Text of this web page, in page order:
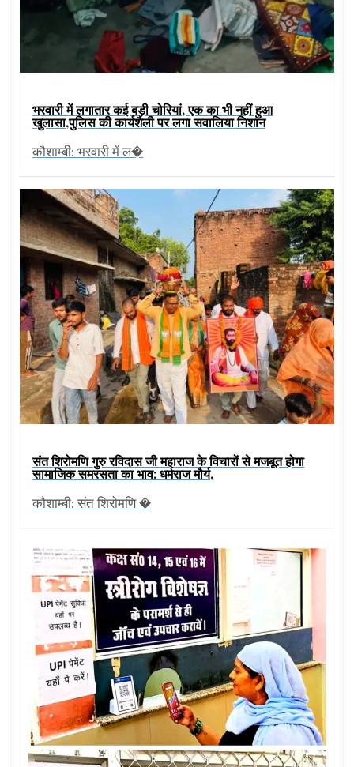
भरवारी में लगातार कई बड़ी चोरियां, एक का भी नहीं हुआ
खुलासा,पुलिस की कार्यशैली पर लगा सवालिया निशान
कौशाम्बी: भरवारी में ल�
संत शिरोमणि गुरु रविदास जी महाराज के विचारों से मजबूत होगा
सामाजिक समरसता का भाव: धर्मराज मौर्य,
कौशाम्बी: संत शिरोमणि �